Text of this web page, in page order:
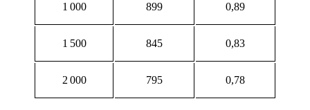
1 000 899 0,89
1 500 845 0,83
2 000 795 0,78